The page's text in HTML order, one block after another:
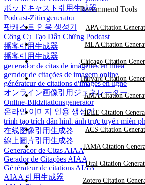
ポッドキャスト引用生成器
Podcast-Zitiergenerator
팟캐스트 인용 생성기
Công Cụ Tạo Dẫn Chứng Podcast
播客引用生成器
播客引用生成器
generador de citas de imágenes en línea
gerador de citações de imagem online
générateur de citations d'images en ligne
オンライン画像引用ジェネレーター
Online-Bildzitationsgenerator
온라인 이미지 인용 생성기
trình tạo trích dẫn hình ảnh trực tuyến miễn
在线图像引用生成器
線上圖片引用生成器
Generador de Citas AIAA
Gerador de Citações AIAA
Générateur de citations AIAA
AIAA 引用生成器
Recommend Tools
APA Citation
MLA Citation
Chicago Citation
Harvard Citation
AMA Citation
IEEE Citation
ACS Citation
JAMA Citation
Oral Citation
Zotero Citation